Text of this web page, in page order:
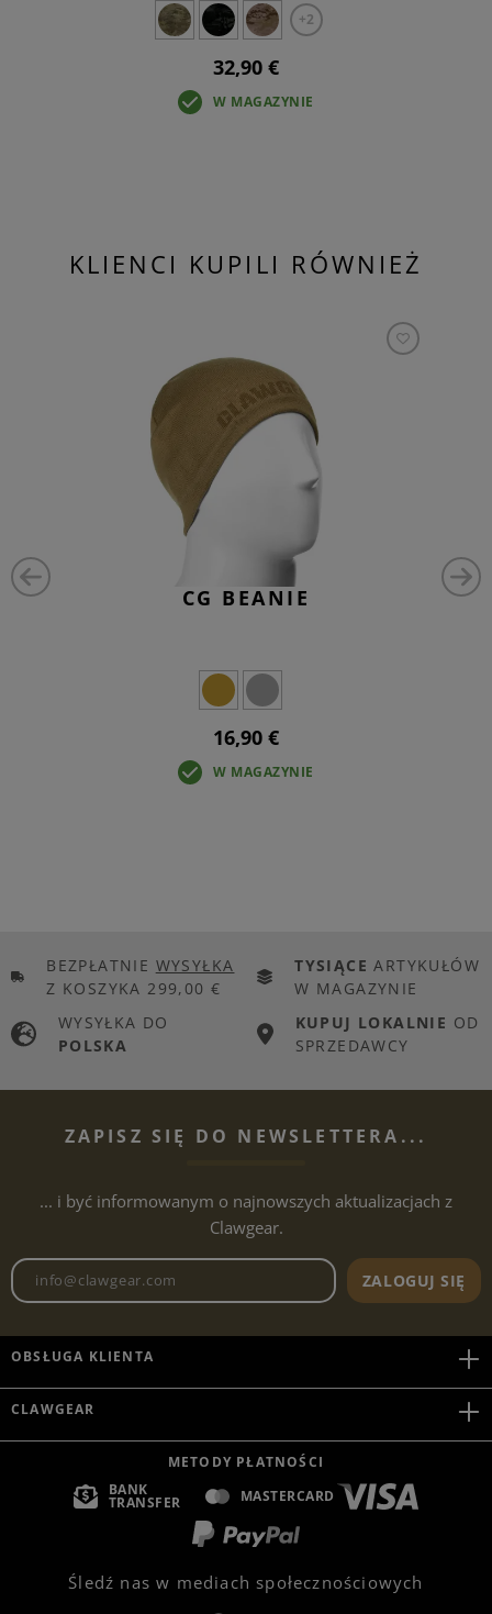
+2
32,90 €
W MAGAZYNIE
KLIENCI KUPILI RÓWNIEŻ
CG BEANIE
16,90 €
W MAGAZYNIE
BEZPŁATNIE WYSYŁKA
Z KOSZYKA 299,00 €
TYSIĄCE ARTYKUŁÓW
W MAGAZYNIE
WYSYŁKA DO
POLSKA
KUPUJ LOKALNIE OD
SPRZEDAWCY
ZAPISZ SIĘ DO NEWSLETTERA...
... i być informowanym o najnowszych aktualizacjach z
Clawgear.
Adres e-mailowy biuletynu
ZALOGUJ SIĘ
OBSŁUGA KLIENTA
CLAWGEAR
METODY PŁATNOŚCI
BANK
TRANSFER MASTERCARD
Śledź nas w mediach społecznościowych